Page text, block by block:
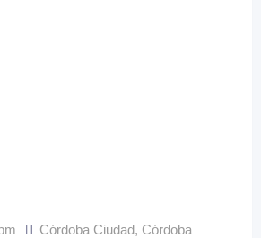
Córdoba Ciudad, Córdoba